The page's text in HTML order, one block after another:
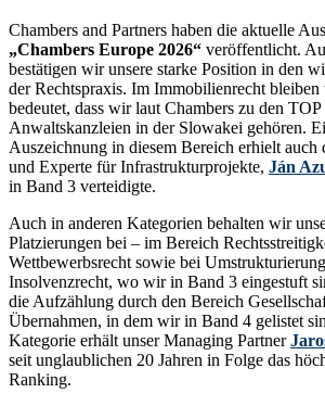
Chambers and Partners haben die aktuelle
„Chambers Europe 2026“ veröffentlicht.
bestätigen wir unsere starke Position in den
der Rechtspraxis. Im Immobilienrecht
bedeutet, dass wir laut Chambers zu den TOP
Anwaltskanzleien in der Slowakei gehören.
Auszeichnung in diesem Bereich erhielt auch
und Experte für Infrastrukturprojekte, Ján
in Band 3 verteidigte.
Auch in anderen Kategorien behalten wir
Platzierungen bei – im Bereich
Wettbewerbsrecht sowie bei
Insolvenzrecht, wo wir in Band 3 eingestuft
die Aufzählung durch den Bereich
Übernahmen, in dem wir in Band 4 gelistet
Kategorie erhält unser Managing Partner
seit unglaublichen 20 Jahren in Folge das
Ranking.